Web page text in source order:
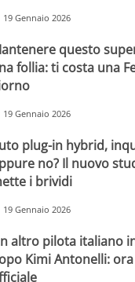
19 Gennaio 2026
questo
follia: ti costa una
19 Gennaio 2026
plug-in hybrid,
no? Il nuovo
i brividi
19 Gennaio 2026
altro pilota italiano
Kimi Antonelli: